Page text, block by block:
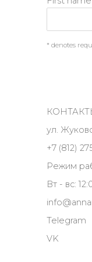
* denotes
ул.
+7 (812)
Режим
Вт - вс:
Telegram
VK